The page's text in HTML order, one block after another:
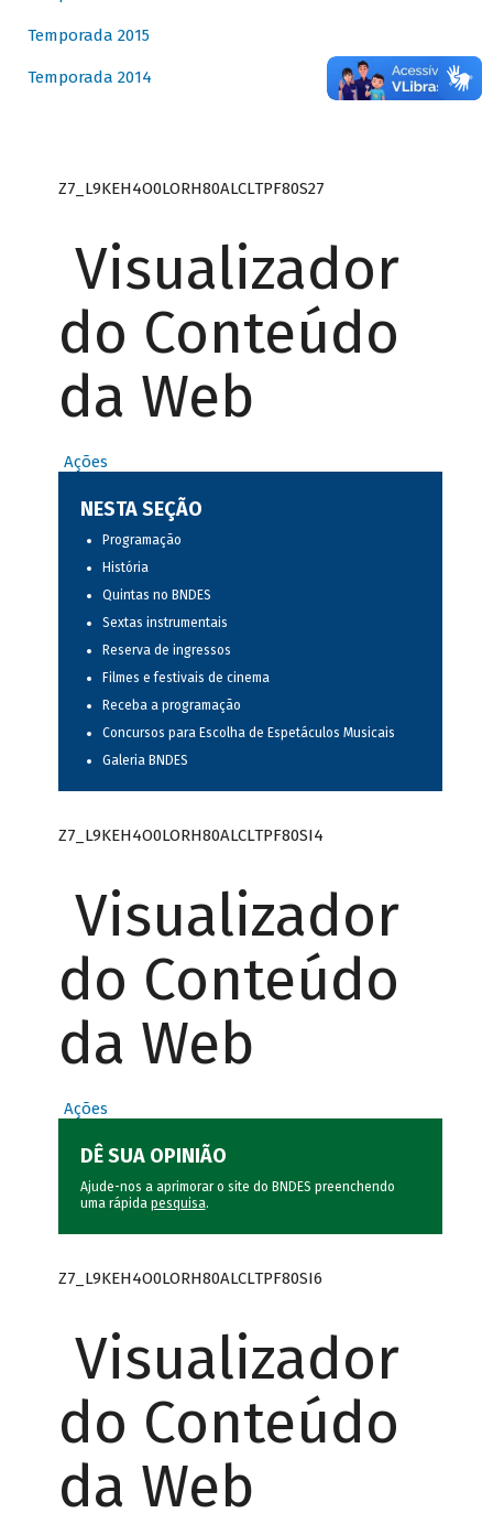
Temporada 2015
Temporada 2014
Z7_L9KEH4O0LORH80ALCLTPF80S27
Visualizador
do Conteúdo
da Web
Ações
NESTA SEÇÃO
Programação
História
Quintas no BNDES
Sextas instrumentais
Reserva de ingressos
Filmes e festivais de cinema
Receba a programação
Concursos para Escolha de Espetáculos Musicais
Galeria BNDES
Z7_L9KEH4O0LORH80ALCLTPF80SI4
Visualizador
do Conteúdo
da Web
Ações
DÊ SUA OPINIÃO
Ajude-nos a aprimorar o site do BNDES preenchendo
uma rápida pesquisa.
Z7_L9KEH4O0LORH80ALCLTPF80SI6
Visualizador
do Conteúdo
da Web